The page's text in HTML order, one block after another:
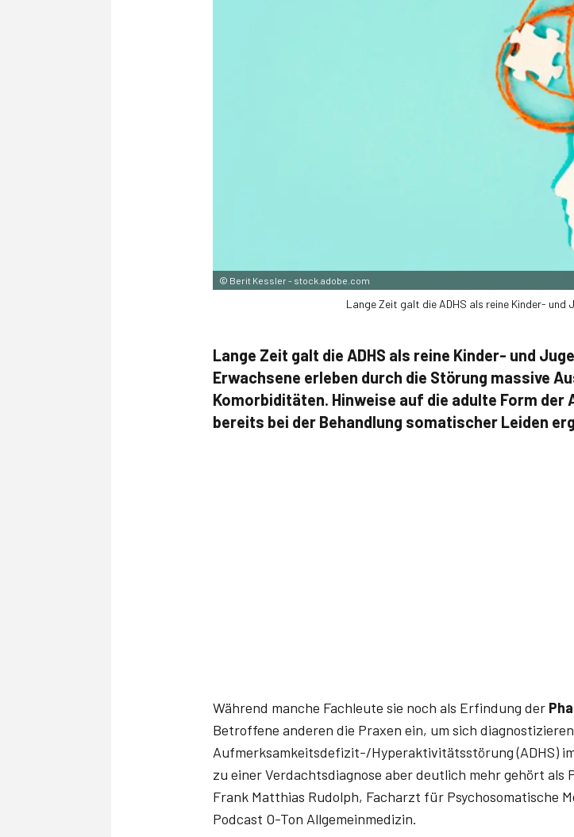
© Berit Kessler - stock.adobe.com
Lange Zeit galt die ADHS als reine Kinder- und
Lange Zeit galt die ADHS als reine Kinder- und
Erwachsene erleben durch die Störung massive
Komorbiditäten. Hinweise auf die adulte Form der
bereits bei der Behandlung somatischer Leiden
Während manche Fachleute sie noch als Erfindung der
Betroffene anderen die Praxen ein, um sich
Aufmerksamkeitsdefizit-/Hyperaktivitätsstörung (ADHS)
zu einer Verdachtsdiagnose aber deutlich mehr gehört
Frank Matthias Rudolph, Facharzt für Psychosomatische
Podcast O-Ton Allgemeinmedizin.